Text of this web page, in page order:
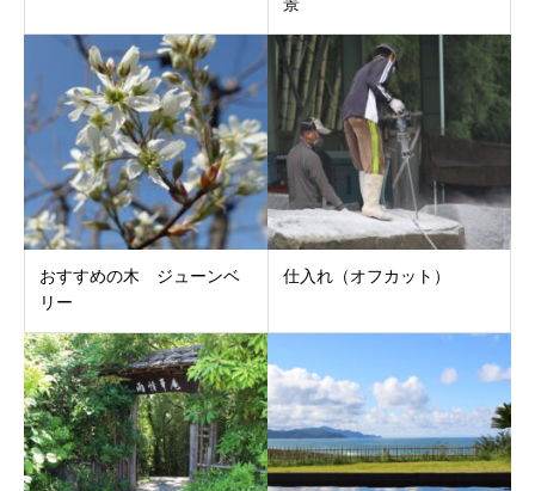
景
おすすめの木 ジューンベ
リー
仕入れ（オフカット）